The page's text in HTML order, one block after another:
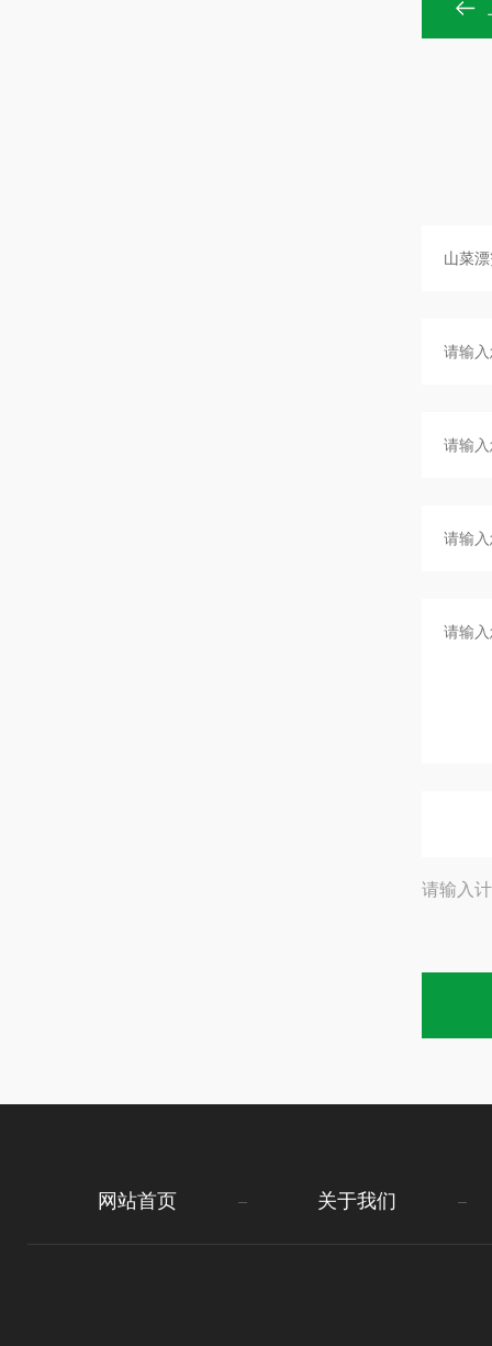
请输入
网站首页 关于我们